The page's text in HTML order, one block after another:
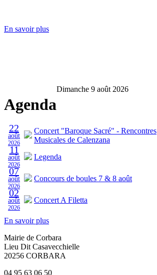
En savoir plus
Agenda
Dimanche 9 août 2026
22
août
2026
Concert "Baroque Sacré" - Rencontres
Musicales de Calenzana
11
août
2026
Legenda
07
août
2026
Concours de boules 7 & 8 août
02
août
2026
Concert A Filetta
En savoir plus
Mairie de Corbara
Lieu Dit Casavecchielle
20256 CORBARA
04 95 63 06 50